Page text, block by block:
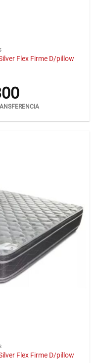
Flex Firme D/pillow
Flex Firme D/pillow